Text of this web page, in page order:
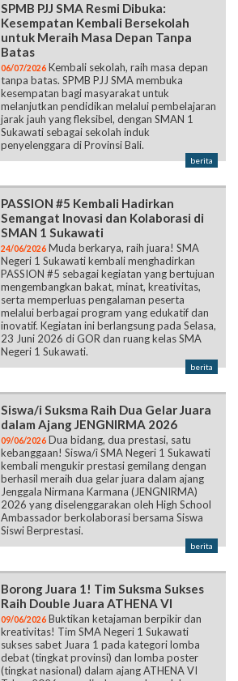
SPMB PJJ SMA Resmi Dibuka:
Kesempatan Kembali Bersekolah
untuk Meraih Masa Depan Tanpa
Batas
06/07/2026 Kembali sekolah, raih masa depan
tanpa batas. SPMB PJJ SMA membuka
kesempatan bagi masyarakat untuk
melanjutkan pendidikan melalui pembelajaran
jarak jauh yang fleksibel, dengan SMAN 1
Sukawati sebagai sekolah induk
penyelenggara di Provinsi Bali.
berita
PASSION #5 Kembali Hadirkan
Semangat Inovasi dan Kolaborasi di
SMAN 1 Sukawati
24/06/2026 Muda berkarya, raih juara! SMA
Negeri 1 Sukawati kembali menghadirkan
PASSION #5 sebagai kegiatan yang bertujuan
mengembangkan bakat, minat, kreativitas,
serta memperluas pengalaman peserta
melalui berbagai program yang edukatif dan
inovatif. Kegiatan ini berlangsung pada Selasa,
23 Juni 2026 di GOR dan ruang kelas SMA
Negeri 1 Sukawati.
berita
Siswa/i Suksma Raih Dua Gelar Juara
dalam Ajang JENGNIRMA 2026
09/06/2026 Dua bidang, dua prestasi, satu
kebanggaan! Siswa/i SMA Negeri 1 Sukawati
kembali mengukir prestasi gemilang dengan
berhasil meraih dua gelar juara dalam ajang
Jenggala Nirmana Karmana (JENGNIRMA)
2026 yang diselenggarakan oleh High School
Ambassador berkolaborasi bersama Siswa
Siswi Berprestasi.
berita
Borong Juara 1! Tim Suksma Sukses
Raih Double Juara ATHENA VI
09/06/2026 Buktikan ketajaman berpikir dan
kreativitas! Tim SMA Negeri 1 Sukawati
sukses sabet Juara 1 pada kategori lomba
debat (tingkat provinsi) dan lomba poster
(tingkat nasional) dalam ajang ATHENA VI